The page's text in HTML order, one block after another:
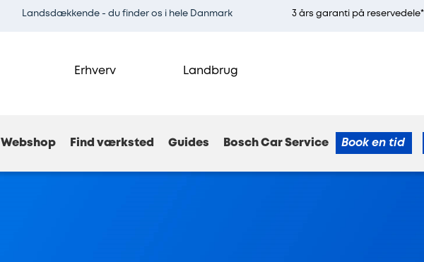
Landsdækkende - du finder os i hele Danmark 3 års garanti på reservedele*
Erhverv Landbrug
Webshop Find værksted Guides Bosch Car Service Book en tid